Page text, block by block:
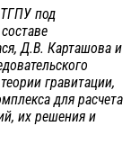
под
Д.В. Карташова и
гравитации,
для расчета
их решения и